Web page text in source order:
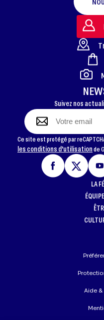
Suivez nos
Ce site est protégé par
les conditions d'utilisationde
LA
Aide